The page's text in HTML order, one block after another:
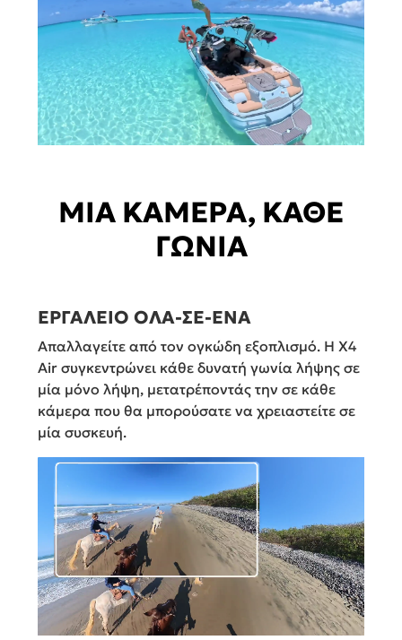
ΜΙΑ ΚΑΜΕΡΑ, ΚΑΘΕ
ΓΩΝΙΑ
ΕΡΓΑΛΕΙΟ ΟΛΑ-ΣΕ-ΕΝΑ
Απαλλαγείτε από τον ογκώδη εξοπλισμό. Η X4
Air συγκεντρώνει κάθε δυνατή γωνία λήψης σε
μία μόνο λήψη, μετατρέποντάς την σε κάθε
κάμερα που θα μπορούσατε να χρειαστείτε σε
μία συσκευή.